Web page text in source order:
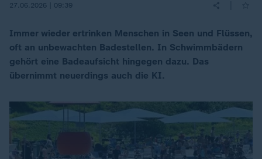
27.06.2026 | 09:39
Immer wieder ertrinken Menschen in Seen und Flüssen,
oft an unbewachten Badestellen. In Schwimmbädern
gehört eine Badeaufsicht hingegen dazu. Das
übernimmt neuerdings auch die KI.